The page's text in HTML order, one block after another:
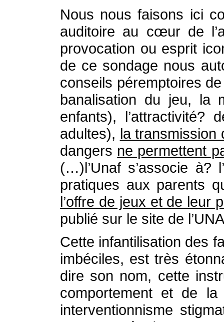
Nous nous faisons ici
auditoire au cœur de
provocation ou esprit
de ce sondage nous
conseils péremptoires
banalisation du jeu, la
enfants),
adultes), la transmission
dangers ne permettent
(…)l’Unaf s’associe à?
pratiques aux parents
l’offre de jeux et de leur
publié sur le site de
Cette infantilisation des
imbéciles, est très
dire son nom, cette
comportement et de
interventionnisme